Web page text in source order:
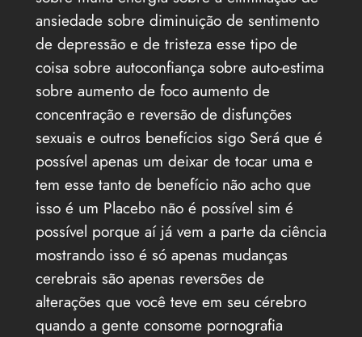
ansiedade sobre diminuição de sentimento
de depressão e de tristeza esse tipo de
coisa sobre autoconfiança sobre auto-estima
sobre aumento de foco aumento de
concentração e reversão de disfunções
sexuais e outros benefícios sigo Será que é
possível apenas um deixar de tocar uma e
tem esse tanto de benefício não acho que
isso é um Placebo não é possível sim é
possível porque aí já vem a parte da ciência
mostrando isso é só apenas mudanças
cerebrais são apenas reversões de
alterações que você teve em seu cérebro
quando a gente consome pornografia